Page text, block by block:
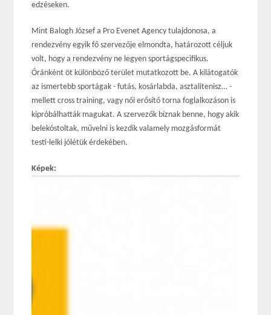
edzéseken.
Mint Balogh József a Pro Evenet Agency tulajdonosa, a
rendezvény egyik fő szervezője elmondta, határozott céljuk
volt, hogy a rendezvény ne legyen sportágspecifikus.
Óránként öt különböző terület mutatkozott be. A kilátogatók
az ismertebb sportágak - futás, kosárlabda, asztalitenisz… -
mellett cross training, vagy női erősítő torna foglalkozáson is
kipróbálhatták magukat. A szervezők bíznak benne, hogy akik
belekóstoltak, művelni is kezdik valamely mozgásformát
testi-lelki jólétük érdekében.
Képek: